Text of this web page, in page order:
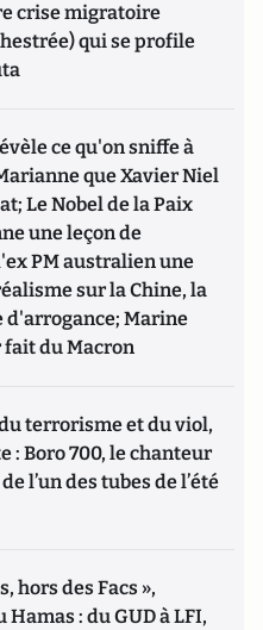
crise migratoire
qui se profile
ce qu'on sniffe à
que Xavier Niel
Le Nobel de la Paix
une leçon de
PM australien une
sur la Chine, la
d'arrogance; Marine
du Macron
terrorisme et du viol,
: Boro 700, le chanteur
l’un des tubes de l’été
hors des Facs »,
Hamas : du GUD à LFI,